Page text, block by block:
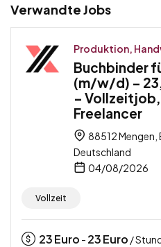
Verwandte Jobs
Produktion,
Buchbinder
(m/w/d) –
–
Freelancer
88512
Deutschland
04/08/2026
Vollzeit
23Euro - 23Euro /